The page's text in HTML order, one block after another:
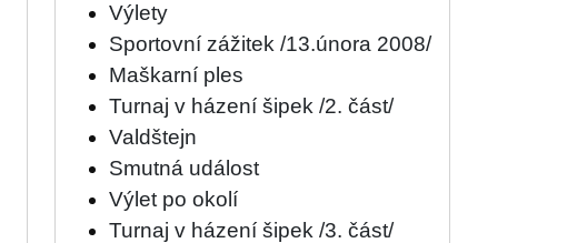
Výlety
Sportovní zážitek /13.února 2008/
Maškarní ples
Turnaj v házení šipek /2. část/
Valdštejn
Smutná událost
Výlet po okolí
Turnaj v házení šipek /3. část/